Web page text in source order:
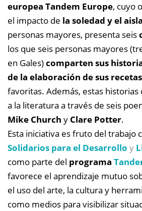
europea Tandem Europe, cuyo
el impacto de la soledad y el
personas mayores, presenta seis
los que seis personas mayores
en Gales)comparten sus
de la elaboración de sus recetas
favoritas. Además, estas historias
a la literatura a través de seis
Mike Church y Clare Potter.
Esta iniciativa es fruto del trabajo
Solidarios para el Desarrollo y
como parte del programa
favorece el aprendizaje mutuo
el uso del arte, la cultura y
como medios para visibilizar